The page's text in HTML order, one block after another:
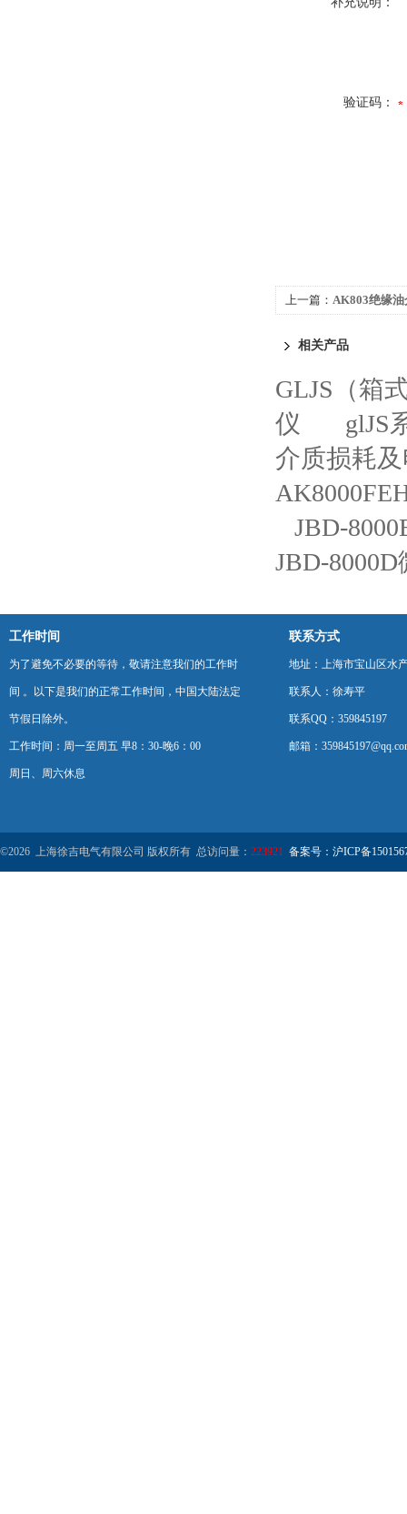
验证码：
上一篇： AK803绝缘
相关产品
GLJS（箱
仪
glJS
介质损耗
JBD-
JBD-
工作时间
为了避免不必要的等待，敬请注意我们的工作时
间 。以下是我们的正常工作时间，中国大陆法定
节假日除外。
工作时间：周一至周五 早8：30-晚6：00
周日、周六休息
联系方式
地址：上海市宝山区水
联系人：徐寿平
联系QQ：359845197
邮箱：
©2026 上海徐吉电气有限公司 版权所有 总访问量： 223921 备案号：沪ICP备